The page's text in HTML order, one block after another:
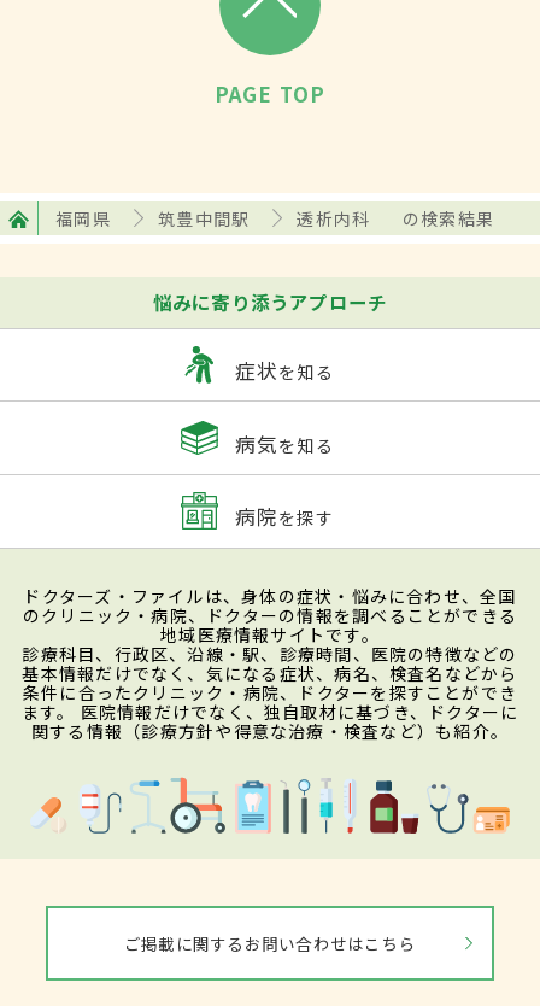
PAGE TOP
福岡県 筑豊中間駅 透析内科 の検索結果
悩みに寄り添うアプローチ
症状を知る
病気を知る
病院を探す
ドクターズ・ファイルは、身体の症状・悩みに合わせ、全国
のクリニック・病院、ドクターの情報を調べることができる
地域医療情報サイトです。
診療科目、行政区、沿線・駅、診療時間、医院の特徴などの
基本情報だけでなく、気になる症状、病名、検査名などから
条件に合ったクリニック・病院、ドクターを探すことができ
ます。 医院情報だけでなく、独自取材に基づき、ドクターに
関する情報（診療方針や得意な治療・検査など）も紹介。
ご掲載に関するお問い合わせはこちら